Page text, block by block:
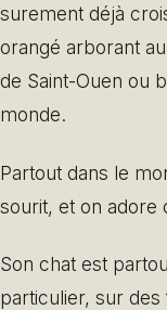
surement déjà
orangé arborant
de Saint-Ouen ou
monde.
Partout dans le
sourit, et on adore
Son chat est
particulier, sur